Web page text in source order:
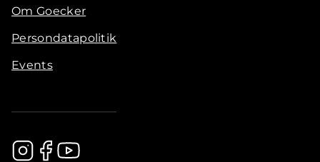
Om Goecker
Persondatapolitik
Events